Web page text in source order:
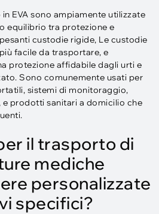
EVA sono ampiamente utilizzate
equilibrio tra protezione e
custodie rigide, Le custodie
facile da trasportare, e
protezione affidabile dagli urti e
Sono comunemente usati per
sistemi di monitoraggio,
prodotti sanitari a domicilio che
il trasporto di
mediche
personalizzate
specifici?